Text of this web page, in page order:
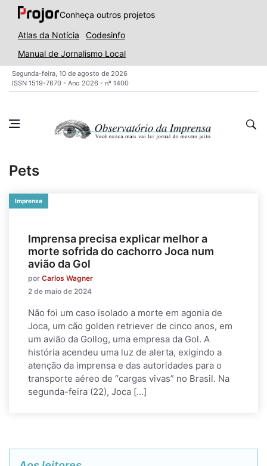
Conheça outros projetos
Atlas da Notícia
Codesinfo
Manual de Jornalismo Local
Segunda-feira, 10 de agosto de 2026
ISSN 1519-7670 - Ano 2026 - nº 1400
Pets
Imprensa
Imprensa precisa explicar melhor a
morte sofrida do cachorro Joca num
avião da Gol
por Carlos Wagner
2 de maio de 2024
Não foi um caso isolado a morte em agonia de
Joca, um cão golden retriever de cinco anos, em
um avião da Gollog, uma empresa da Gol. A
história acendeu uma luz de alerta, exigindo a
atenção da imprensa e das autoridades para o
transporte aéreo de “cargas vivas” no Brasil. Na
segunda-feira (22), Joca […]